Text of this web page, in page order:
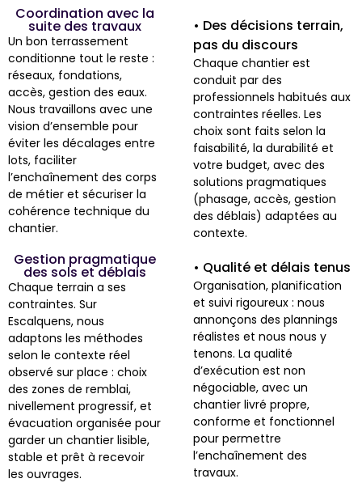
Coordination avec la
suite des travaux
Un bon terrassement
conditionne tout le reste :
réseaux, fondations,
accès, gestion des eaux.
Nous travaillons avec une
vision d’ensemble pour
éviter les décalages entre
lots, faciliter
l’enchaînement des corps
de métier et sécuriser la
cohérence technique du
chantier.
Gestion pragmatique
des sols et déblais
Chaque terrain a ses
contraintes. Sur
Escalquens, nous
adaptons les méthodes
selon le contexte réel
observé sur place : choix
des zones de remblai,
nivellement progressif, et
évacuation organisée pour
garder un chantier lisible,
stable et prêt à recevoir
les ouvrages.
• Des décisions terrain,
pas du discours
Chaque chantier est
conduit par des
professionnels habitués aux
contraintes réelles. Les
choix sont faits selon la
faisabilité, la durabilité et
votre budget, avec des
solutions pragmatiques
(phasage, accès, gestion
des déblais) adaptées au
contexte.
• Qualité et délais tenus
Organisation, planification
et suivi rigoureux : nous
annonçons des plannings
réalistes et nous nous y
tenons. La qualité
d’exécution est non
négociable, avec un
chantier livré propre,
conforme et fonctionnel
pour permettre
l’enchaînement des
travaux.